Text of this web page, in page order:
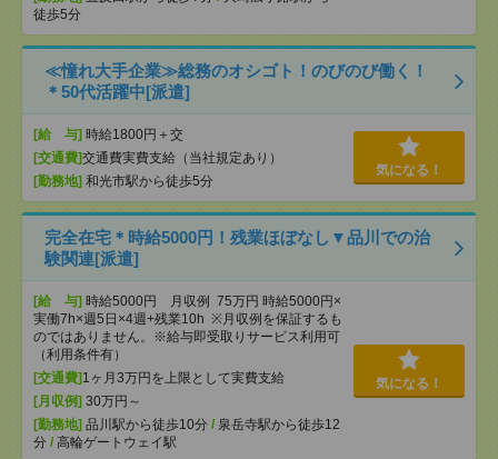
徒歩5分
≪憧れ大手企業≫総務のオシゴト！のびのび働く！
＊50代活躍中[派遣]
[給 与] 時給1800円＋交
[交通費]交通費実費支給（当社規定あり）
[勤務地] 和光市駅から徒歩5分
気になる！
完全在宅＊時給5000円！残業ほぼなし▼品川での治
験関連[派遣]
[給 与] 時給5000円 月収例 75万円 時給5000円×
実働7h×週5日×4週+残業10h ※月収例を保証するも
のではありません。※給与即受取りサービス利用可
（利用条件有）
[交通費] 1ヶ月3万円を上限として実費支給
[月収例] 30万円～
[勤務地] 品川駅から徒歩10分 / 泉岳寺駅から徒歩12
分 / 高輪ゲートウェイ駅
気になる！